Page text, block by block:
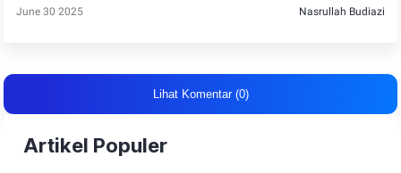
June 30 2025 Nasrullah Budiazi
Lihat Komentar (0)
Artikel Populer